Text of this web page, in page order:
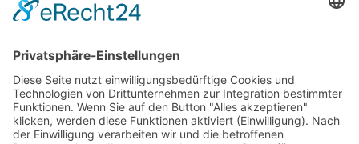
Ein Produkt von SYNTURA - Emotion,
Spaß und Herausforderung
KONTAKT
+49 7422 240693